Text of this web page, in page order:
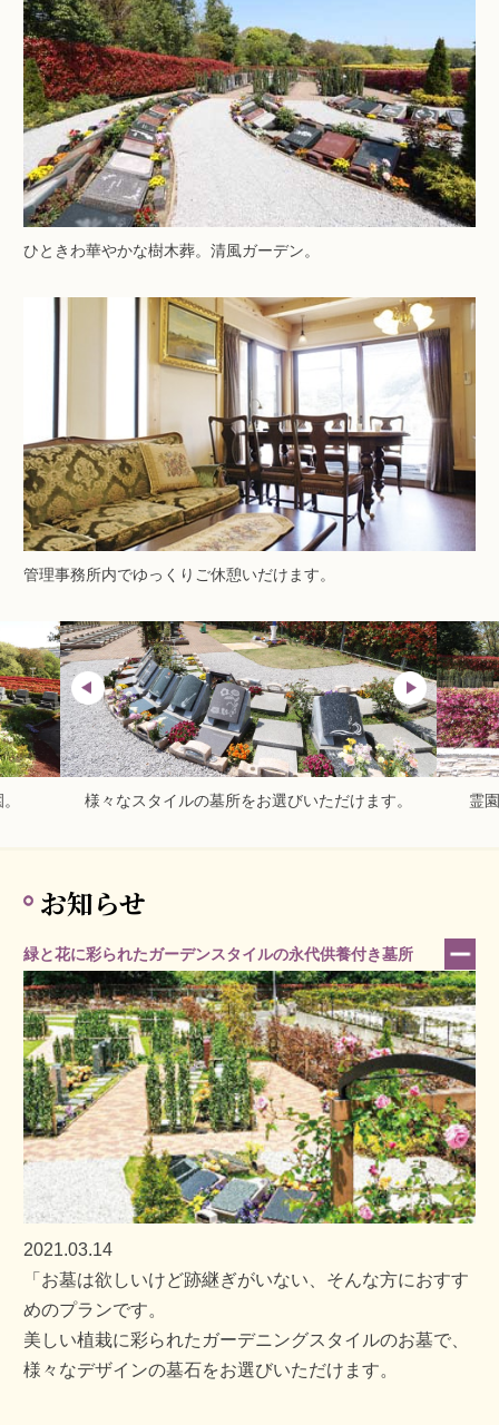
ひときわ華やかな樹木葬。清風ガーデン。
管理事務所内でゆっくりご休憩いだけます。
様々なスタイルの墓所をお選びいただけます。 霊
お知らせ
緑と花に彩られたガーデンスタイルの永代供養付き墓所
2021.03.14
「お墓は欲しいけど跡継ぎがいない、そんな方におすす
めのプランです。
美しい植栽に彩られたガーデニングスタイルのお墓で、
様々なデザインの墓石をお選びいただけます。